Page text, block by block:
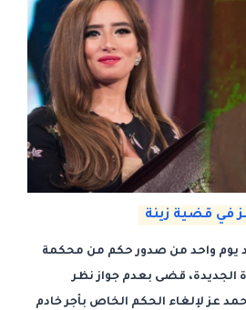
في قضية زينة
يوم واحد من صدور حكم من محكمة
الجديدة، قضى بعدم جواز نظر
عز لإلغاء الحكم الخاص بأجر خادم